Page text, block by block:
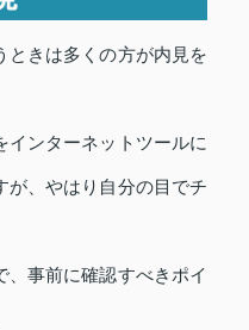
ときは多くの方が内見を
インターネットツールに
が、やはり自分の目でチ
、事前に確認すべきポイ